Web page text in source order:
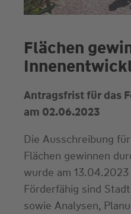
Flächen
Antragsfrist für das
am 02.06.2023
Die Ausschreibung
Flächen gewinnen
wurde am
Förderfähig sind
sowie Analysen,